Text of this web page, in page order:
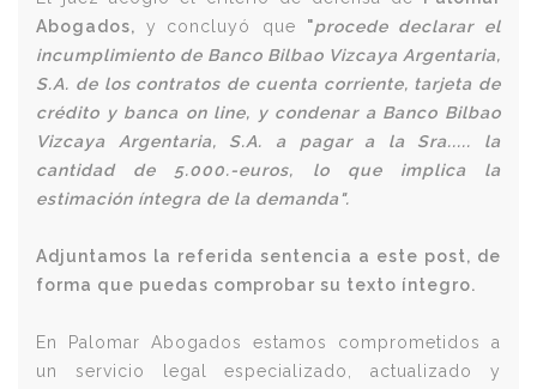
Abogados, y concluyó que "procede declarar el
incumplimiento de Banco Bilbao Vizcaya Argentaria,
S.A. de los contratos de cuenta corriente, tarjeta de
crédito y banca on line, y condenar a Banco Bilbao
Vizcaya Argentaria, S.A. a pagar a la Sra..... la
cantidad de 5.000.-euros, lo que implica la
estimación íntegra de la demanda".
Adjuntamos la referida sentencia a este post, de
forma que puedas comprobar su texto íntegro.
En Palomar Abogados estamos comprometidos a
un servicio legal especializado, actualizado y